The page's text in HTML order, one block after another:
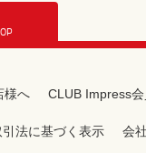
様へ CLUB Impress
法に基づく表示 会